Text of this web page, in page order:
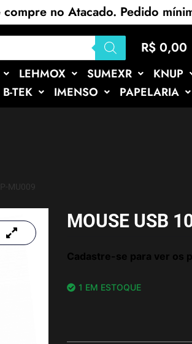
compre no Atacado. Pedido
R$ 0,00
LEHMOX SUMEXR KNUP
B-TEK IMENSO PAPELARIA
MU009
MOUSE USB
Cadastre-se para ver os
1 EM ESTOQUE